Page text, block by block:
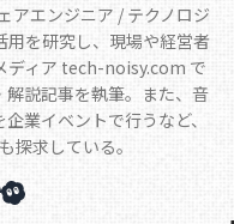
アエンジニア / テクノロジ
用を研究し、現場や経営者
ディア tech-noisy.com で
説記事を執筆。また、音
業イベントで行うなど、
探求している。